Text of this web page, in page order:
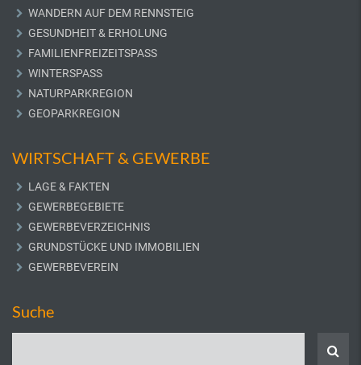
WANDERN AUF DEM RENNSTEIG
GESUNDHEIT & ERHOLUNG
FAMILIENFREIZEITSPASS
WINTERSPASS
NATURPARKREGION
GEOPARKREGION
WIRTSCHAFT & GEWERBE
LAGE & FAKTEN
GEWERBEGEBIETE
GEWERBEVERZEICHNIS
GRUNDSTÜCKE UND IMMOBILIEN
GEWERBEVEREIN
Suche